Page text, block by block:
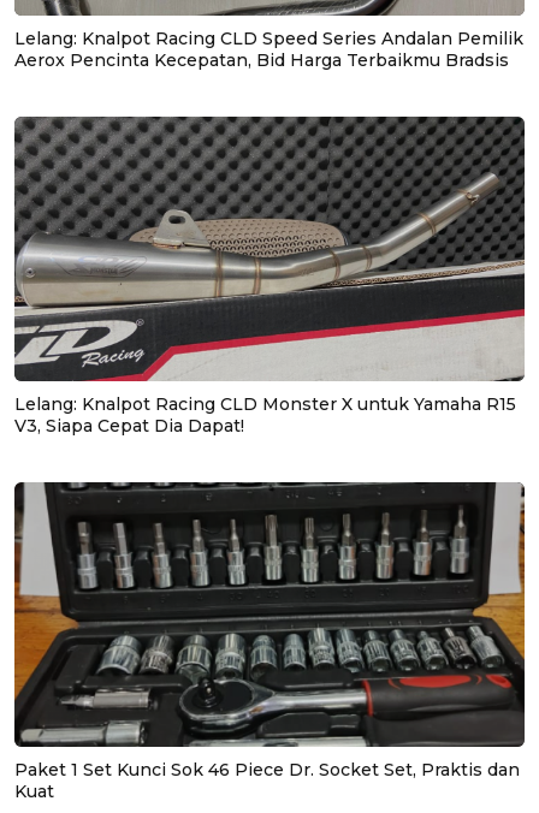
Lelang: Knalpot Racing CLD Speed Series Andalan Pemilik
Aerox Pencinta Kecepatan, Bid Harga Terbaikmu Bradsis
Lelang: Knalpot Racing CLD Monster X untuk Yamaha R15
V3, Siapa Cepat Dia Dapat!
Paket 1 Set Kunci Sok 46 Piece Dr. Socket Set, Praktis dan
Kuat